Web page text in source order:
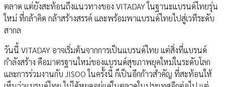
ตลาด แต่ยังสะท้อนถึงแนวทางของ VITADAY ในฐานะแบรนด์ไทยรุ่น
ใหม่ ที่กล้าคิด กล้าสร้างสรรค์ และพร้อมพาแบรนด์ไทยไปสู่เวทีระดับ
สากล
วันนี้ VITADAY อาจเริ่มต้นจากการเป็นแบรนด์ไทย แต่สิ่งที่แบรนด์
กำลังสร้าง คือมาตรฐานใหม่ของแบรนด์สุขภาพยุคใหม่ในระดับโลก
และการร่วมงานกับ JISOO ในครั้งนี้ ก็เป็นอีกก้าวสำคัญ ที่สะท้อนให้